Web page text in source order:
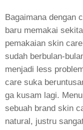
Bagaimana dengan
baru memakai
pemakaian skin
sudah berbulan-
menjadi less
care suka
ga kusam lagi.
sebuah brand skin
natural, justru